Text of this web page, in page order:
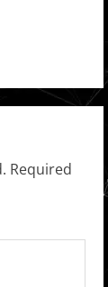
Required